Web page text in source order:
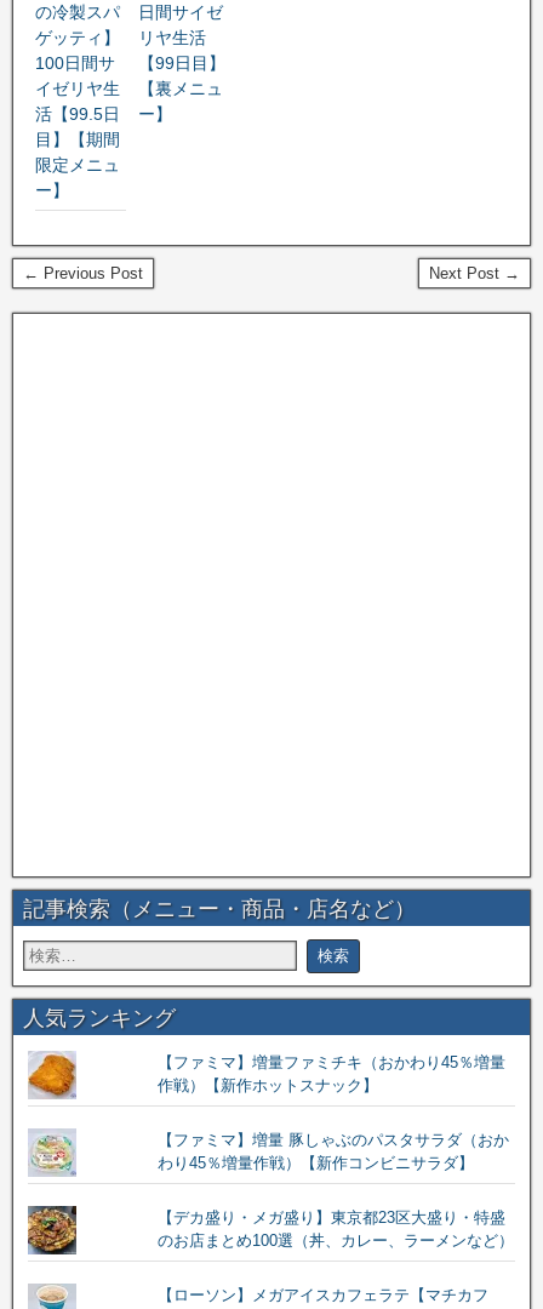
の冷製スパ
ゲッティ】
100日間サ
イゼリヤ生
活【99.5日
目】【期間
限定メニュ
ー】
日間サイゼ
リヤ生活
【99日目】
【裏メニュ
ー】
← Previous Post Next Post →
記事検索（メニュー・商品・店名など）
人気ランキング
【ファミマ】増量ファミチキ（おかわり45％増量
作戦）【新作ホットスナック】
【ファミマ】増量 豚しゃぶのパスタサラダ（おか
わり45％増量作戦）【新作コンビニサラダ】
【デカ盛り・メガ盛り】東京都23区大盛り・特盛
のお店まとめ100選（丼、カレー、ラーメンなど）
【ローソン】メガアイスカフェラテ【マチカフ